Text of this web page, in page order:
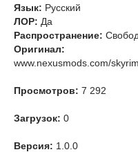
Язык: Русский
ЛОР: Да
Распространение:
Оригинал:
www.nexusmods.com/
Просмотров: 7 292
Загрузок: 0
Версия: 1.0.0